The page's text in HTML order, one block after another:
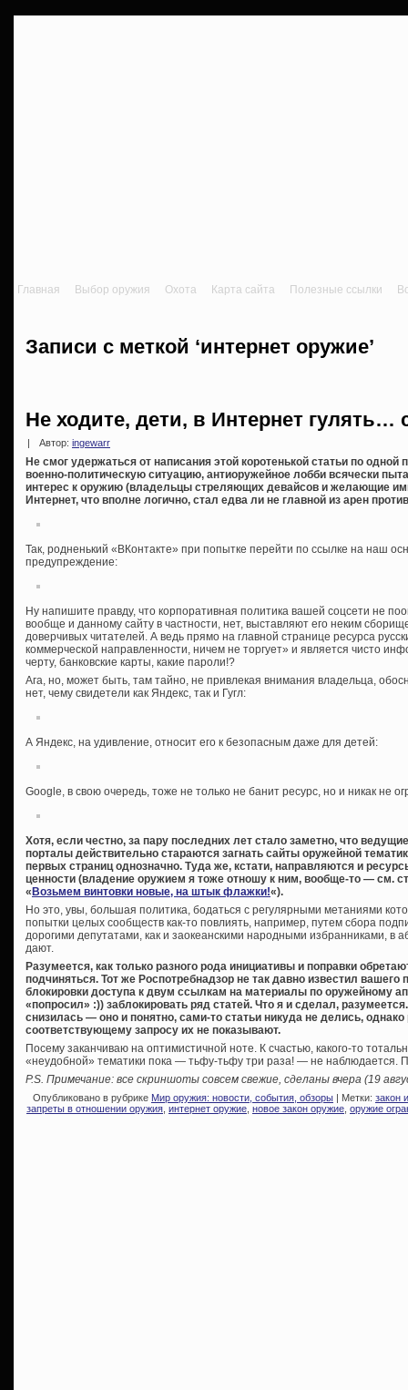
Главная Выбор оружия Охота Карта сайта Полезные ссылки
Записи с меткой ‘интернет оружие’
Не ходите, дети, в Интернет гулять…
Автор: ingewarr
Не смог удержаться от написания этой коротенькой статьи по
военно-политическую ситуацию, антиоружейное лобби всячески
интерес к оружию (владельцы стреляющих девайсов и желающие
Интернет, что вполне логично, стал едва ли не главной из арен
Так, родненький «ВКонтакте» при попытке перейти по ссылке на наш
предупреждение:
Ну напишите правду, что корпоративная политика вашей соцсети не
вообще и данному сайту в частности, нет, выставляют его неким
доверчивых читателей. А ведь прямо на главной странице ресурса
коммерческой направленности, ничем не торгует» и является чисто
черту, банковские карты, какие пароли!?
Ага, но, может быть, там тайно, не привлекая внимания владельца,
нет, чему свидетели как Яндекс, так и Гугл:
А Яндекс, на удивление, относит его к безопасным даже для детей:
Google, в свою очередь, тоже не только не банит ресурс, но и никак не
Хотя, если честно, за пару последних лет стало заметно, что
порталы действительно стараются загнать сайты оружейной
первых страниц однозначно. Туда же, кстати, направляются и
ценности (владение оружием я тоже отношу к ним, вообще-то — см.
« Возьмем винтовки новые, на штык флажки!«).
Но это, увы, большая политика, бодаться с регулярными метаниями
попытки целых сообществ как-то повлиять, например, путем сбора
дорогими депутатами, как и заокеанскими народными избранниками, в
дают.
Разумеется, как только разного рода инициативы и поправки
подчиняться. Тот же Роспотребнадзор не так давно известил вашего
блокировки доступа к двум ссылкам на материалы по оружейному
«попросил» :)) заблокировать ряд статей. Что я и сделал,
снизилась — оно и понятно, сами-то статьи никуда не делись, однако
соответствующему запросу их не показывают.
Посему заканчиваю на оптимистичной ноте. К счастью, какого-то
«неудобной» тематики пока — тьфу-тьфу три раза! — не наблюдается.
P.S. Примечание: все скриншоты совсем свежие, сделаны вчера (19
Опубликовано в рубрике Мир оружия: новости, события, обзоры | Метки: закон
запреты в отношении оружия интернет оружие новое закон оружие оружие